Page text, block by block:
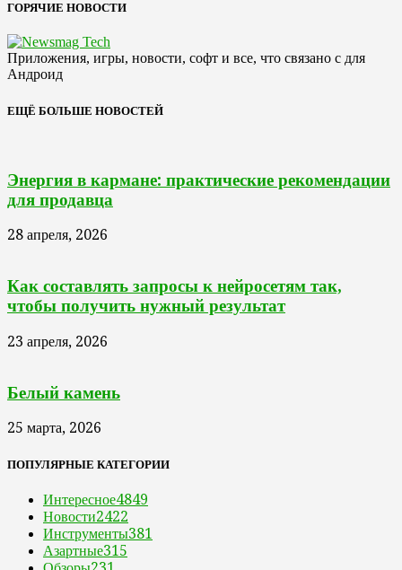
ГОРЯЧИЕ НОВОСТИ
Приложения, игры, новости, софт и все, что связано с для
Андроид
ЕЩЁ БОЛЬШЕ НОВОСТЕЙ
Энергия в кармане: практические рекомендации
для продавца
28 апреля, 2026
Как составлять запросы к нейросетям так,
чтобы получить нужный результат
23 апреля, 2026
Белый камень
25 марта, 2026
ПОПУЛЯРНЫЕ КАТЕГОРИИ
Интересное4849
Новости2422
Инструменты381
Азартные315